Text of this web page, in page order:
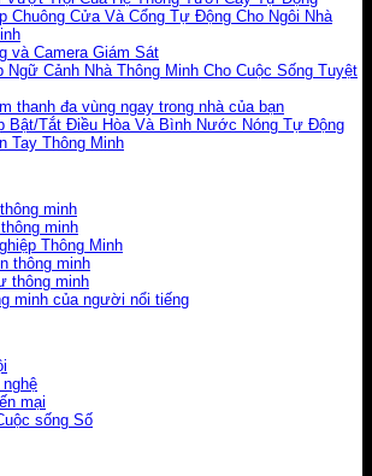
Chuông Cửa Và Cổng Tự Động Cho Ngôi Nhà
và Camera Giám Sát
Ngữ Cảnh Nhà Thông Minh Cho Cuộc Sống Tuyệt
thanh đa vùng ngay trong nhà của bạn
Bật/Tắt Điều Hòa Và Bình Nước Nóng Tự Động
Tay Thông Minh
minh
minh
Thông Minh
thông minh
thông minh
minh của người nổi tiếng
mại
sống Số